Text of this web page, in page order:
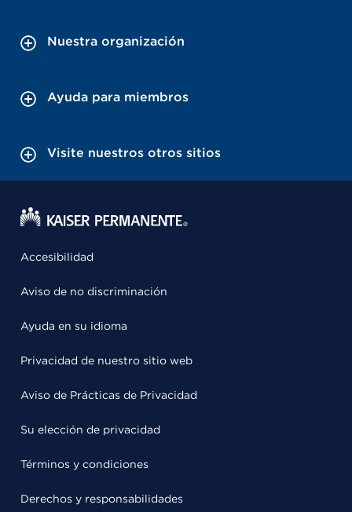
Nuestra organización
Ayuda para miembros
Visite nuestros otros sitios
Accesibilidad
Aviso de no discriminación
Ayuda en su idioma
Privacidad de nuestro sitio web
Aviso de Prácticas de Privacidad
Su elección de privacidad
Términos y condiciones
Derechos y responsabilidades